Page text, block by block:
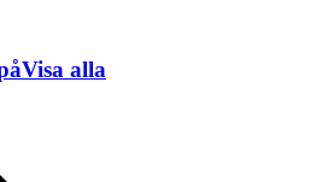
Visa alla